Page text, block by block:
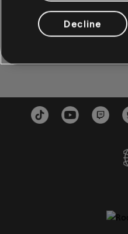
ベース
オルタネイトベース
ピアノ
It's Impossible
Decline